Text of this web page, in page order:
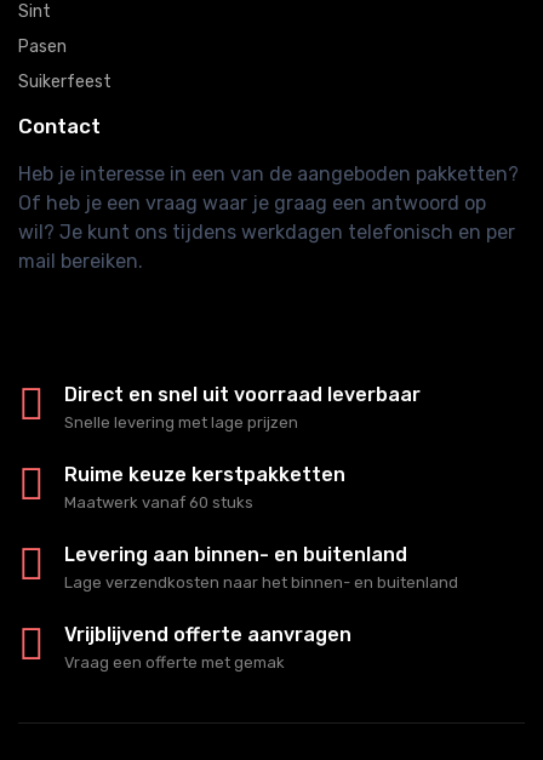
Sint
Pasen
Suikerfeest
Contact
Heb je interesse in een van de aangeboden pakketten?
Of heb je een vraag waar je graag een antwoord op
wil? Je kunt ons tijdens werkdagen telefonisch en per
mail bereiken.
Direct en snel uit voorraad leverbaar
Snelle levering met lage prijzen
Ruime keuze kerstpakketten
Maatwerk vanaf 60 stuks
Levering aan binnen- en buitenland
Lage verzendkosten naar het binnen- en buitenland
Vrijblijvend offerte aanvragen
Vraag een offerte met gemak